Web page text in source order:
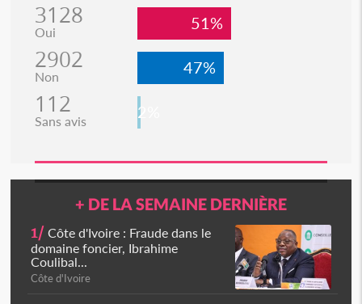
3128
Oui 51%
2902
Non 47%
112
Sans avis 2%
+ DE LA SEMAINE DERNIÈRE
1/ Côte d'Ivoire : Fraude dans le
domaine foncier, Ibrahime
Coulibal...
Côte d'Ivoire